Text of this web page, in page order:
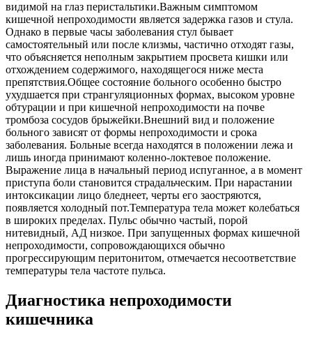
видимой на глаз перистальтики.Важным симптомом
кишечной непроходимости является задержка газов и стула.
Однако в первые часы заболевания стул бывает
самостоятельный или после клизмы, частично отходят газы,
что объясняется неполным закрытием просвета кишки или
отхождением содержимого, находящегося ниже места
препятствия.Общее состояние больного особенно быстро
ухудшается при странгуляционных формах, высоком уровне
обтурации и при кишечной непроходимости на почве
тромбоза сосудов брыжейки.Внешний вид и положение
больного зависят от формы непроходимости и срока
заболевания. Больные всегда находятся в положении лежа и
лишь иногда принимают коленно-локтевое положение.
Выражение лица в начальный период испуганное, а в момент
приступа боли становится страдальческим. При нарастании
интоксикации лицо бледнеет, черты его заостряются,
появляется холодный пот.Температура тела может колебаться
в широких пределах. Пульс обычно частый, порой
нитевидный, АД низкое. При запущенных формах кишечной
непроходимости, сопровождающихся обычно
прогрессирующим перитонитом, отмечается несоответствие
температуры тела частоте пульса.
Диагностика непроходимости
кишечника